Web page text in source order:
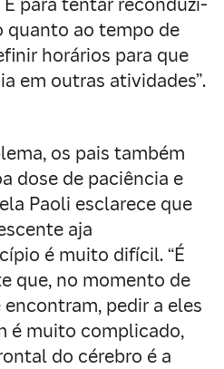
quanto ao tempo de
horários para que
em outras atividades”.
os pais também
dose de paciência e
Paoli esclarece que
aja
é muito difícil. “É
que, no momento de
pedir a eles
é muito complicado,
do cérebro é a